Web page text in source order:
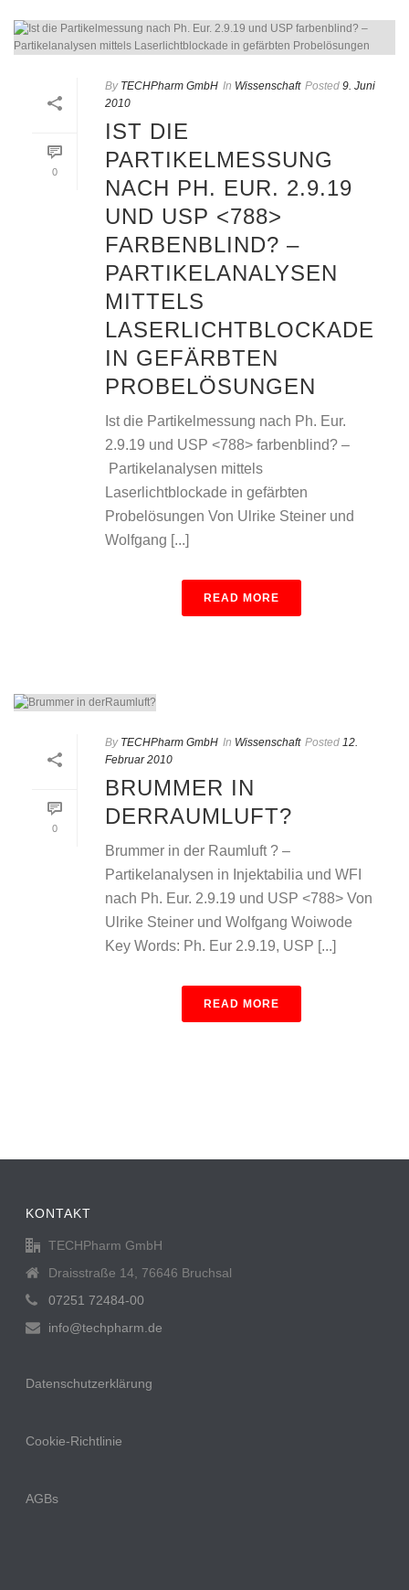
0
By TECHPharm GmbH In Wissenschaft Posted 9. Juni
2010
IST DIE
PARTIKELMESSUNG
NACH PH. EUR. 2.9.19
UND USP <788>
FARBENBLIND? –
PARTIKELANALYSEN
MITTELS
LASERLICHTBLOCKADE
IN GEFÄRBTEN
PROBELÖSUNGEN
Ist die Partikelmessung nach Ph. Eur.
2.9.19 und USP <788> farbenblind? –
Partikelanalysen mittels
Laserlichtblockade in gefärbten
Probelösungen Von Ulrike Steiner und
Wolfgang [...]
READ MORE
0
By TECHPharm GmbH In Wissenschaft Posted 12.
Februar 2010
BRUMMER IN
DERRAUMLUFT?
Brummer in der Raumluft ? –
Partikelanalysen in Injektabilia und WFI
nach Ph. Eur. 2.9.19 und USP <788> Von
Ulrike Steiner und Wolfgang Woiwode
Key Words: Ph. Eur 2.9.19, USP [...]
READ MORE
KONTAKT
TECHPharm GmbH
Draisstraße 14, 76646 Bruchsal
07251 72484-00
info@techpharm.de
Datenschutzerklärung
Cookie-Richtlinie
AGBs